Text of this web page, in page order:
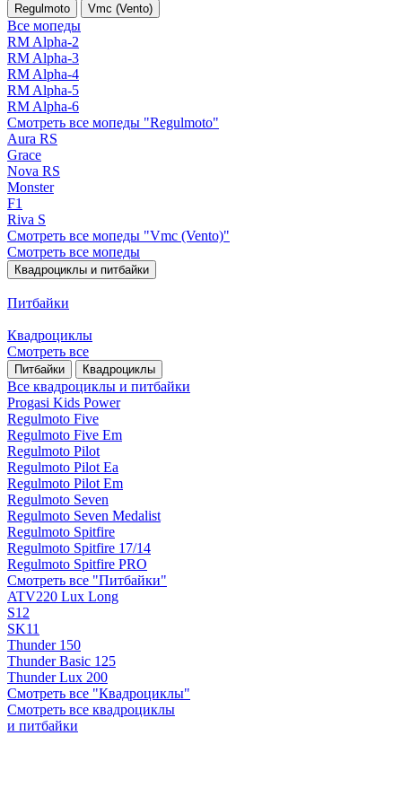
Regulmoto Vmc (Vento)
Все мопеды
RM Alpha-2
RM Alpha-3
RM Alpha-4
RM Alpha-5
RM Alpha-6
Смотреть все мопеды "Regulmoto"
Aura RS
Grace
Nova RS
Monster
F1
Riva S
Смотреть все мопеды "Vmc (Vento)"
Смотреть все мопеды
Квадроциклы и питбайки
Питбайки
Квадроциклы
Смотреть все
Питбайки Квадроциклы
Все квадроциклы и питбайки
Progasi Kids Power
Regulmoto Five
Regulmoto Five Em
Regulmoto Pilot
Regulmoto Pilot Ea
Regulmoto Pilot Em
Regulmoto Seven
Regulmoto Seven Medalist
Regulmoto Spitfire
Regulmoto Spitfire 17/14
Regulmoto Spitfire PRO
Смотреть все "Питбайки"
ATV220 Lux Long
S12
SK11
Thunder 150
Thunder Basic 125
Thunder Lux 200
Смотреть все "Квадроциклы"
Смотреть все квадроциклы
и питбайки